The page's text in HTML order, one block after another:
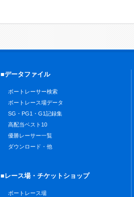
■データファイル
ボートレーサー検索
ボートレース場データ
SG・PG1・G1記録集
高配当ベスト10
優勝レーサー一覧
ダウンロード・他
■レース場・チケットショップ
ボートレース場